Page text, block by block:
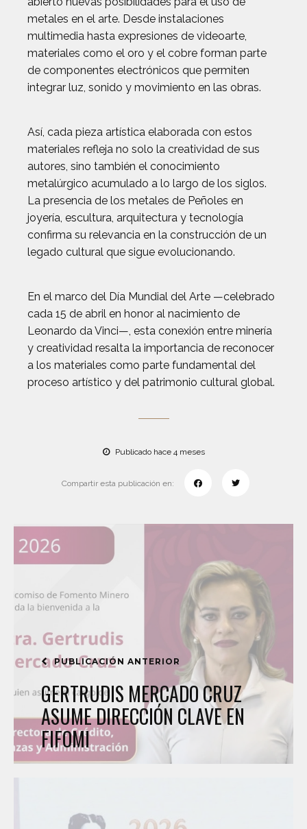
metales en el arte. Desde instalaciones
multimedia hasta expresiones de videoarte,
materiales como el oro y el cobre forman parte
de componentes electrónicos que permiten
integrar luz, sonido y movimiento en las obras.
Así, cada pieza artística elaborada con estos
materiales refleja no solo la creatividad de sus
autores, sino también el conocimiento
metalúrgico acumulado a lo largo de los siglos.
La presencia de los metales de Peñoles en
joyería, escultura, arquitectura y tecnología
confirma su relevancia en la construcción de un
legado cultural que sigue evolucionando.
En el marco del Día Mundial del Arte —celebrado
cada 15 de abril en honor al nacimiento de
Leonardo da Vinci—, esta conexión entre minería
y creatividad resalta la importancia de reconocer
a los materiales como parte fundamental del
proceso artístico y del patrimonio cultural global.
Publicado hace 4 meses
Compartir esta publicación en:
PUBLICACIÓN ANTERIOR
GERTRUDIS MERCADO CRUZ
ASUME DIRECCIÓN CLAVE EN
FIFOMI